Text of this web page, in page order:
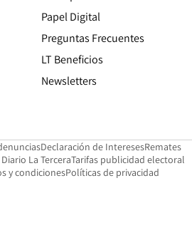
window
Papel Digital
Preguntas Frecuentes
LT Beneficios
Newsletters
Opens in new window
Declaración de InteresesOpens in
Remates
new window
La TerceraOpens in new window
Tarifas publicidad electoral
new window
y condicionesPolíticas de privacidad